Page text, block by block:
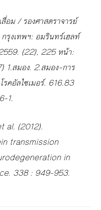
อม / รองศาสตราจารย์
งเทพฯ: อมรินทร์เฮลท์
(22), 225 หน้า:
สมอง. 2.สมอง–การ
รคอัลไซเมอร์. 616.83
1.
al. (2012).
transmission
in
338 : 949-953.